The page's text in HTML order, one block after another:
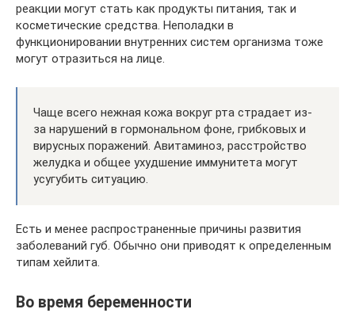
реакции могут стать как продукты питания, так и
косметические средства. Неполадки в
функционировании внутренних систем организма тоже
могут отразиться на лице.
Чаще всего нежная кожа вокруг рта страдает из-
за нарушений в гормональном фоне, грибковых и
вирусных поражений. Авитаминоз, расстройство
желудка и общее ухудшение иммунитета могут
усугубить ситуацию.
Есть и менее распространенные причины развития
заболеваний губ. Обычно они приводят к определенным
типам хейлита.
Во время беременности